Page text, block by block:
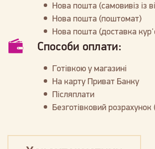
Нова пошта (самовивіз із
Нова пошта (поштомат)
Нова пошта (доставка
Способи оплати:
Готівкою у магазині
На карту Приват Банку
Післяплати
Безготівковий розрахунок